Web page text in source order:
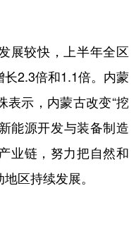
较快，上半年全区
2.3倍和1.1倍。内蒙
表示，内蒙古改变“挖
能源开发与装备制造
业链，努力把自然和
区持续发展。